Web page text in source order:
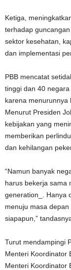
Ketiga,
terhadap
sektor kesehatan,
dan implementasi
PBB mencatat
tinggi dan 40
karena menurunnya
Menurut Presiden
kebijakan yang
memberikan
dan kehilangan
“Namun banyak
harus bekerja sama
generation_. Hanya
menuju masa
siapapun,”
Turut mendampingi
Menteri Koordinator
Menteri Koordinator